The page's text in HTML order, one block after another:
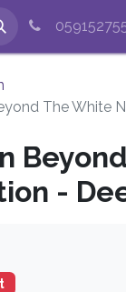
The White
-